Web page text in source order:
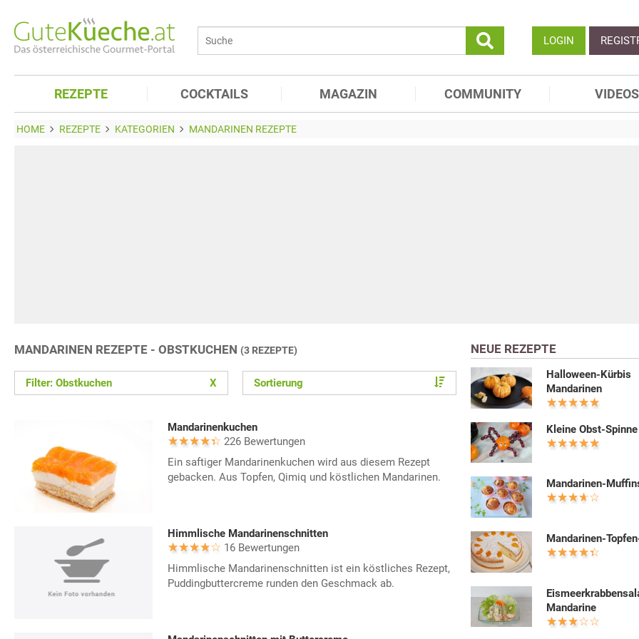
LOGIN
REZEPTE COCKTAILS MAGAZIN COMMUNITY VIDEOS
HOME REZEPTE KATEGORIEN MANDARINEN REZEPTE
MANDARINEN REZEPTE - OBSTKUCHEN (3 REZEPTE)
Filter: Obstkuchen X Sortierung
Mandarinenkuchen
226 Bewertungen
Ein saftiger Mandarinenkuchen wird aus diesem Rezept
gebacken. Aus Topfen, Qimiq und köstlichen Mandarinen.
Himmlische Mandarinenschnitten
16 Bewertungen
Himmlische Mandarinenschnitten ist ein köstliches Rezept,
Puddingbuttercreme runden den Geschmack ab.
NEUE REZEPTE
Halloween-Kürbis
Mandarinen
Kleine Obst-Spinne
Mandarinen-
Mandarinen-
Mandarine